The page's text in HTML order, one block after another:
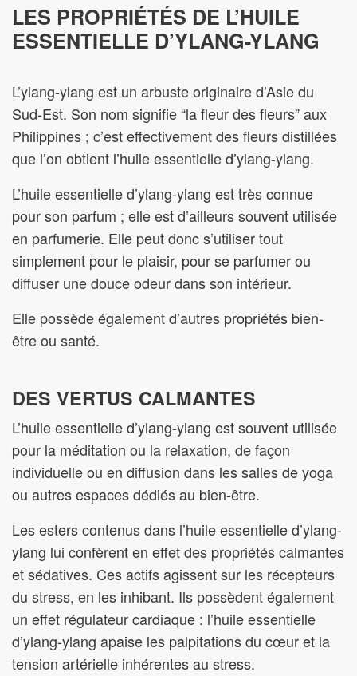
LES PROPRIÉTÉS DE L’HUILE
ESSENTIELLE D’YLANG-YLANG
L’ylang-ylang est un arbuste originaire d’Asie du
Sud-Est. Son nom signifie “la fleur des fleurs” aux
Philippines ; c’est effectivement des fleurs distillées
que l’on obtient l’huile essentielle d’ylang-ylang.
L’huile essentielle d’ylang-ylang est très connue
pour son parfum ; elle est d’ailleurs souvent utilisée
en parfumerie. Elle peut donc s’utiliser tout
simplement pour le plaisir, pour se parfumer ou
diffuser une douce odeur dans son intérieur.
Elle possède également d’autres propriétés bien-
être ou santé.
DES VERTUS CALMANTES
L’huile essentielle d’ylang-ylang est souvent utilisée
pour la méditation ou la relaxation, de façon
individuelle ou en diffusion dans les salles de yoga
ou autres espaces dédiés au bien-être.
Les esters contenus dans l’huile essentielle d’ylang-
ylang lui confèrent en effet des propriétés calmantes
et sédatives. Ces actifs agissent sur les récepteurs
du stress, en les inhibant. Ils possèdent également
un effet régulateur cardiaque : l’huile essentielle
d’ylang-ylang apaise les palpitations du cœur et la
tension artérielle inhérentes au stress.